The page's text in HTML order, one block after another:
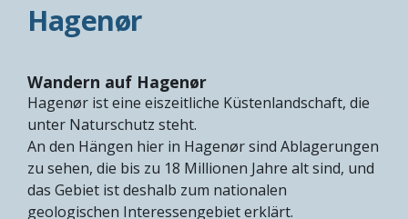
Hagenør
Wandern auf Hagenør
Hagenør ist eine eiszeitliche Küstenlandschaft, die
unter Naturschutz steht.
An den Hängen hier in Hagenør sind Ablagerungen
zu sehen, die bis zu 18 Millionen Jahre alt sind, und
das Gebiet ist deshalb zum nationalen
geologischen Interessengebiet erklärt.